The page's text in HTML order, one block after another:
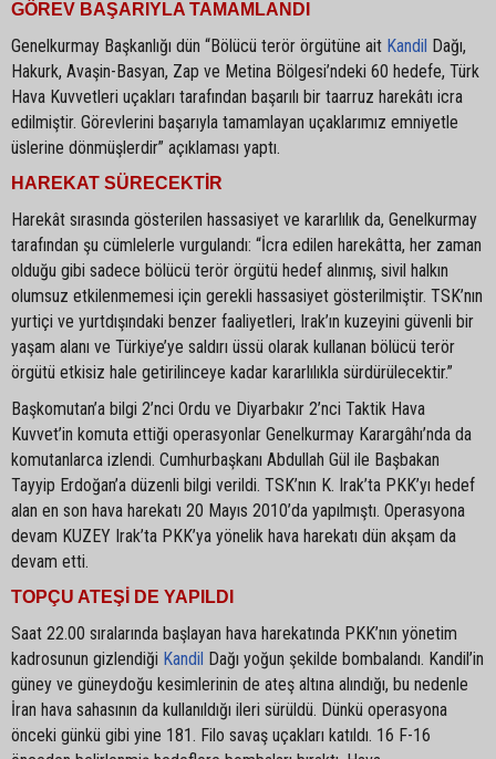
GÖREV BAŞARIYLA TAMAMLANDI
Genelkurmay Başkanlığı dün “Bölücü terör örgütüne ait Kandil Dağı,
Hakurk, Avaşin-Basyan, Zap ve Metina Bölgesi’ndeki 60 hedefe, Türk
Hava Kuvvetleri uçakları tarafından başarılı bir taarruz harekâtı icra
edilmiştir. Görevlerini başarıyla tamamlayan uçaklarımız emniyetle
üslerine dönmüşlerdir” açıklaması yaptı.
HAREKAT SÜRECEKTİR
Harekât sırasında gösterilen hassasiyet ve kararlılık da, Genelkurmay
tarafından şu cümlelerle vurgulandı: “İcra edilen harekâtta, her zaman
olduğu gibi sadece bölücü terör örgütü hedef alınmış, sivil halkın
olumsuz etkilenmemesi için gerekli hassasiyet gösterilmiştir. TSK’nın
yurtiçi ve yurtdışındaki benzer faaliyetleri, Irak’ın kuzeyini güvenli bir
yaşam alanı ve Türkiye’ye saldırı üssü olarak kullanan bölücü terör
örgütü etkisiz hale getirilinceye kadar kararlılıkla sürdürülecektir.”
Başkomutan’a bilgi 2’nci Ordu ve Diyarbakır 2’nci Taktik Hava
Kuvvet’in komuta ettiği operasyonlar Genelkurmay Karargâhı’nda da
komutanlarca izlendi. Cumhurbaşkanı Abdullah Gül ile Başbakan
Tayyip Erdoğan’a düzenli bilgi verildi. TSK’nın K. Irak’ta PKK’yı hedef
alan en son hava harekatı 20 Mayıs 2010’da yapılmıştı. Operasyona
devam KUZEY Irak’ta PKK’ya yönelik hava harekatı dün akşam da
devam etti.
TOPÇU ATEŞİ DE YAPILDI
Saat 22.00 sıralarında başlayan hava harekatında PKK’nın yönetim
kadrosunun gizlendiği Kandil Dağı yoğun şekilde bombalandı. Kandil’in
güney ve güneydoğu kesimlerinin de ateş altına alındığı, bu nedenle
İran hava sahasının da kullanıldığı ileri sürüldü. Dünkü operasyona
önceki günkü gibi yine 181. Filo savaş uçakları katıldı. 16 F-16